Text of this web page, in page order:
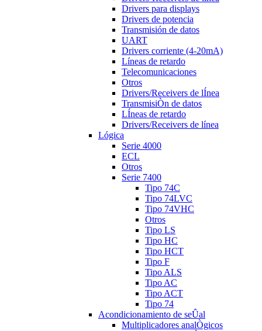
Drivers para displays
Drivers de potencia
Transmisión de datos
UART
Drivers corriente (4-20mA)
Líneas de retardo
Telecomunicaciones
Otros
Drivers/Receivers de lÍnea
TransmisiÒn de datos
LÍneas de retardo
Drivers/Receivers de línea
Lógica
Serie 4000
ECL
Otros
Serie 7400
Tipo 74C
Tipo 74LVC
Tipo 74VHC
Otros
Tipo LS
Tipo HC
Tipo HCT
Tipo F
Tipo ALS
Tipo AC
Tipo ACT
Tipo 74
Acondicionamiento de seÛal
Multiplicadores analÒgicos